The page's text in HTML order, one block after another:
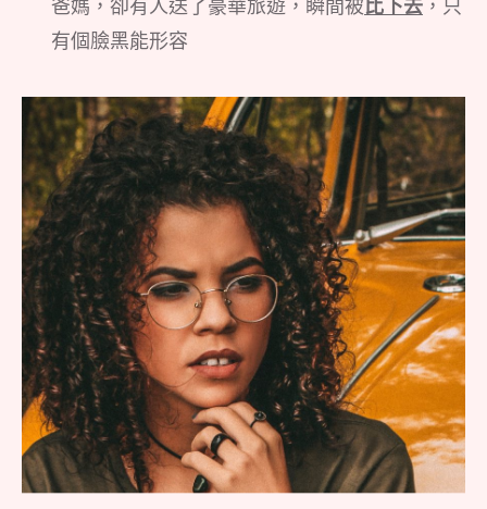
爸媽，卻有人送了豪華旅遊，瞬間被 比下去 ，只
有個臉黑能形容